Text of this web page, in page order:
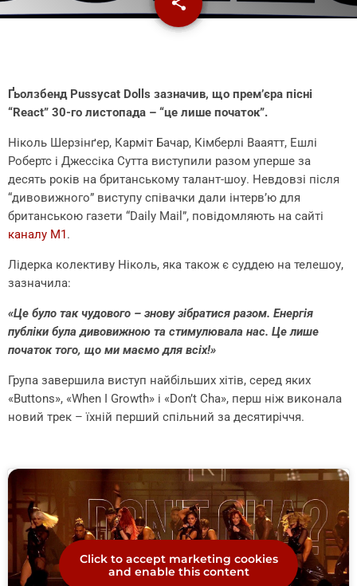
Ґьолзбенд Pussycat Dolls зазначив, що прем’єра пісні
“React” 30-го листопада – “це лише початок”.
Ніколь Шерзінґер, Карміт Бачар, Кімберлі Вааятт, Ешлі
Робертс і Джессіка Сутта виступили разом уперше за
десять років на британському талант-шоу. Невдовзі після
“дивовижного” виступу співачки дали інтерв’ю для
британською газети “Daily Mail”, повідомляють на сайті
каналу М1 .
Лідерка колективу Ніколь, яка також є суддею на телешоу,
зазначила:
«Це було так чудового – знову зібратися разом. Енергія
публіки була дивовижною та стимулювала нас. Це лише
початок того, що ми маємо для всіх!»
Група завершила виступ найбільших хітів, серед яких
«Buttons», «When I Growth» і «Don’t Cha», перш ніж виконала
новий трек – їхній перший спільний за десятиріччя.
Click to accept marketing cookies
and enable this content